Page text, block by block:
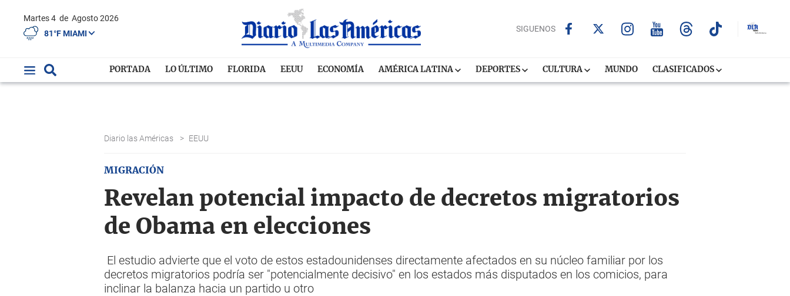
Martes 4 de Agosto 2026
81°F MIAMI
SIGUENOS
PORTADA LO ÚLTIMO FLORIDA EEUU ECONOMÍA AMÉRICA LATINA DEPORTES CULTURA MUNDO CLASIFICADOS
Diario las Américas > EEUU
MIGRACIÓN
Revelan potencial impacto de decretos migratorios
de Obama en elecciones
El estudio advierte que el voto de estos estadounidenses directamente afectados en su núcleo familiar por los
decretos migratorios podría ser "potencialmente decisivo" en los estados más disputados en los comicios, para
inclinar la balanza hacia un partido u otro